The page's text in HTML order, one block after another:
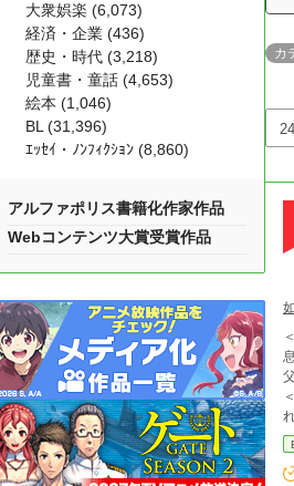
カ
れほ
大衆娯楽 (6,073)
経済・企業 (436)
歴史・時代 (3,218)
児童書・童話 (4,653)
絵本 (1,046)
BL (31,396)
ｴｯｾｲ・ﾉﾝﾌｨｸｼｮﾝ (8,860)
アルファポリス書籍化作家作品
Webコンテンツ大賞受賞作品